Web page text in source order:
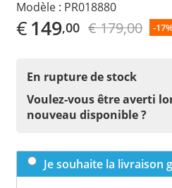
Modèle : PR018880
€149,00 € 179,00 -
En rupture de stock
Voulez-vous être averti
nouveau disponible ?
Je souhaite la livraison